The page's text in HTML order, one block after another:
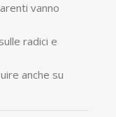
vanno
radici e
anche su